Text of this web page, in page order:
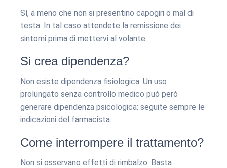
Sì, a meno che non si presentino capogiri o mal di
testa. In tal caso attendete la remissione dei
sintomi prima di mettervi al volante.
Si crea dipendenza?
Non esiste dipendenza fisiologica. Un uso
prolungato senza controllo medico può però
generare dipendenza psicologica: seguite sempre le
indicazioni del farmacista.
Come interrompere il trattamento?
Non si osservano effetti di rimbalzo. Basta